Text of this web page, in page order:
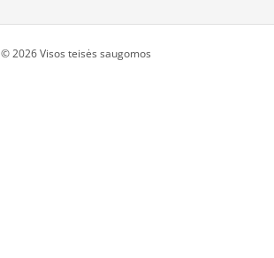
© 2026 Visos teisės saugomos